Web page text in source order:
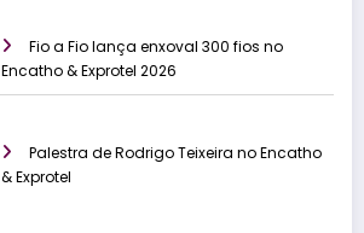
Fio a Fio lança enxoval 300 fios no
Encatho & Exprotel 2026
Palestra de Rodrigo Teixeira no Encatho
& Exprotel